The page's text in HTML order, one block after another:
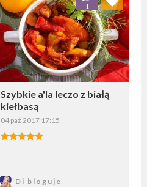
Szybkie a'la leczo z białą
kiełbasą
04 paź 2017 17:15
Di bloguje
1
Wybierz listę: